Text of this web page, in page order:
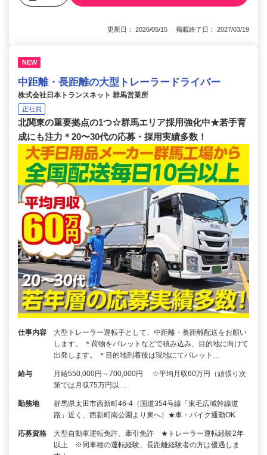
更新日： 2026/05/15 掲載終了日： 2027/03/19
NEW
中距離・長距離の大型トレーラードライバー
株式会社日本トランスネット 群馬営業所
正社員
北関東の重要拠点の1つ☆群馬エリア採用強化中★若手育
成にも注力＊20〜30代の応募・採用実績多数！
仕事内容
大型トレーラー運転手として、中距離・長距離配送をお願い
します。 ＊荷物をパレットなどで積み込み、目的地に向けて
出発します。 ＊目的地到着後は現地にてパレット…
給与
月給550,000円～700,000円 ☆平均月収60万円（頑張り次
第では月収75万円以…
勤務地
群馬県太田市西新町46-4（国道354号線「東毛広域幹線道
路」近く、西新町南公園より東へ）★車・バイク通勤OK
応募資格
大型自動車運転免許、牽引免許 ★トレーラー運転経験2年
以上 ※同車種の運転経験、長距離経験者の方は優遇しま